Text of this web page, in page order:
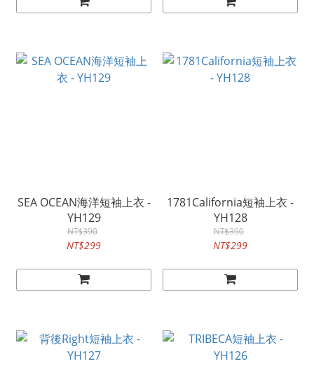
SEA OCEAN海洋短袖上衣 -
YH129
NT$390
NT$299
1781California短袖上衣 -
YH128
NT$390
NT$299